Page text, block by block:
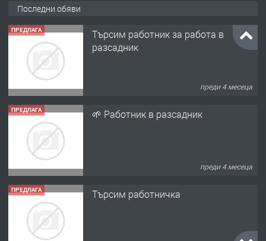
Последни обяви
ПРЕДЛАГА
Търсим работник за работа в
разсадник
преди 4 месеца
ПРЕДЛАГА 🌱 Работник в разсадник
преди 4 месеца
ПРЕДЛАГА Търсим работничка